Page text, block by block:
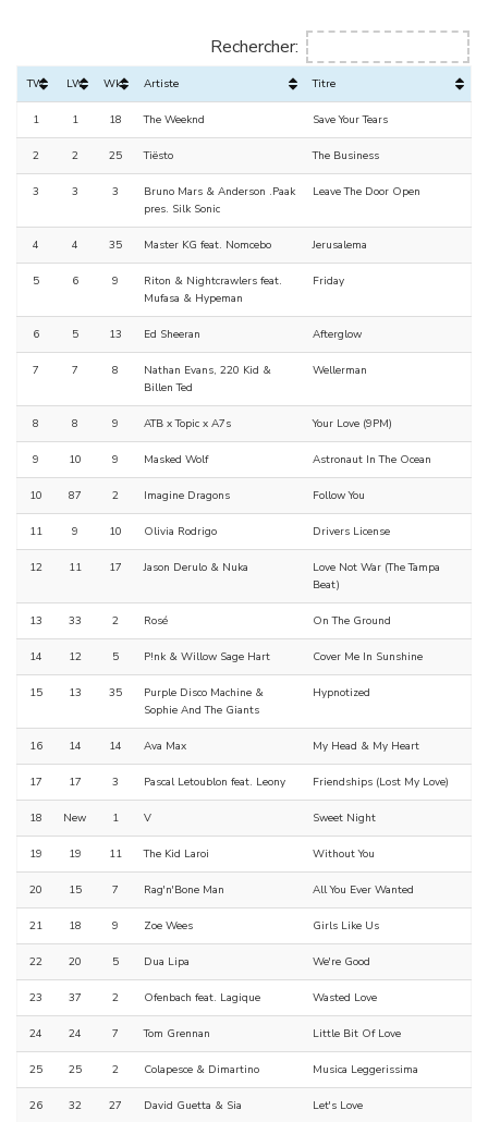
Rechercher:
TW LW Wks Artiste Titre
1 1 18 The Weeknd Save Your Tears
2 2 25 Tiësto The Business
3 3 3
Bruno Mars & Anderson .Paak
pres. Silk Sonic
Leave The Door Open
4 4 35 Master KG feat. Nomcebo Jerusalema
5 6 9
Riton & Nightcrawlers feat.
Mufasa & Hypeman
Friday
6 5 13 Ed Sheeran Afterglow
7 7 8
Nathan Evans, 220 Kid &
Billen Ted
Wellerman
8 8 9 ATB x Topic x A7s Your Love (9PM)
9 10 9 Masked Wolf Astronaut In The Ocean
10 87 2 Imagine Dragons Follow You
11 9 10 Olivia Rodrigo Drivers License
12 11 17 Jason Derulo & Nuka
Love Not War (The Tampa
Beat)
13 33 2 Rosé On The Ground
14 12 5 P!nk & Willow Sage Hart Cover Me In Sunshine
15 13 35
Purple Disco Machine &
Sophie And The Giants
Hypnotized
16 14 14 Ava Max My Head & My Heart
17 17 3 Pascal Letoublon feat. Leony Friendships (Lost My Love)
18 New 1 V Sweet Night
19 19 11 The Kid Laroi Without You
20 15 7 Rag'n'Bone Man All You Ever Wanted
21 18 9 Zoe Wees Girls Like Us
22 20 5 Dua Lipa We're Good
23 37 2 Ofenbach feat. Lagique Wasted Love
24 24 7 Tom Grennan Little Bit Of Love
25 25 2 Colapesce & Dimartino Musica Leggerissima
26 32 27 David Guetta & Sia Let's Love